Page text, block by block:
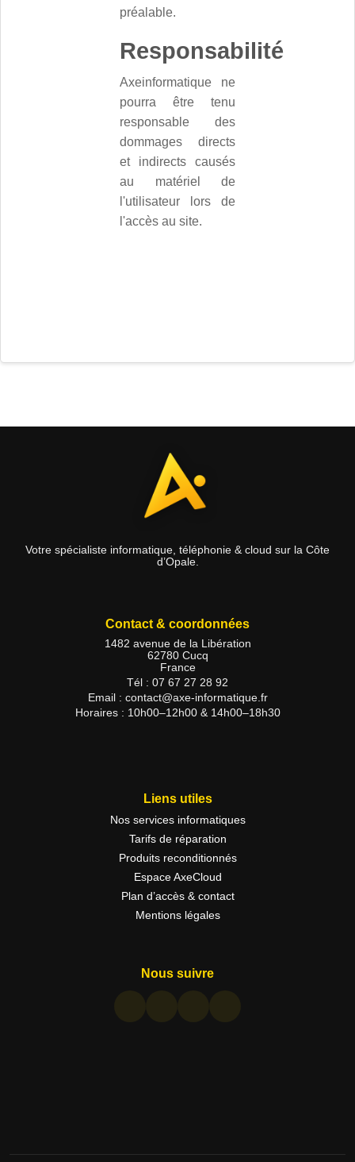
préalable.
Responsabilité
Axeinformatique ne
pourra être tenu
responsable des
dommages directs
et indirects causés
au matériel de
l'utilisateur lors de
l'accès au site.
Votre spécialiste informatique, téléphonie & cloud sur la Côte
d’Opale.
Contact & coordonnées
1482 avenue de la Libération
62780 Cucq
France
Tél : 07 67 27 28 92
Email : contact@axe-informatique.fr
Horaires : 10h00–12h00 & 14h00–18h30
Liens utiles
Nos services informatiques
Tarifs de réparation
Produits reconditionnés
Espace AxeCloud
Plan d’accès & contact
Mentions légales
Nous suivre